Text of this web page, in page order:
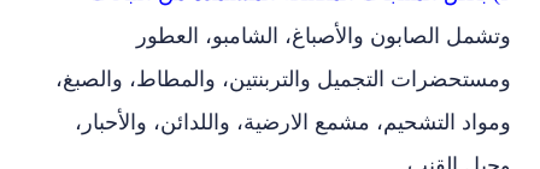
وتشمل الصابون والأصباغ، الشامبو، العطور
ومستحضرات التجميل والتربنتين، والمطاط، والصبغ،
ومواد التشحيم، مشمع الارضية، واللدائن، والأحبار،